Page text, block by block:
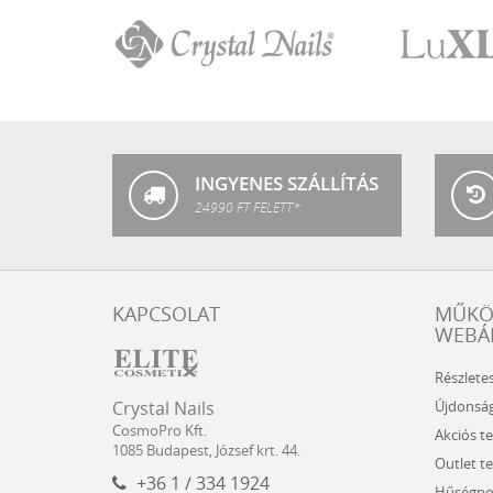
INGYENES SZÁLLÍTÁS
24990 FT FELETT*
KAPCSOLAT
Nails
Kft.
Crystal Nails
CosmoPro Kft.
1085 Budapest, József krt. 44.
+36 1 / 334 1924
Akciós
Outlet